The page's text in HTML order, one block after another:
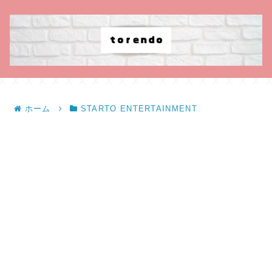
ホーム STARTO ENTERTAINMENT